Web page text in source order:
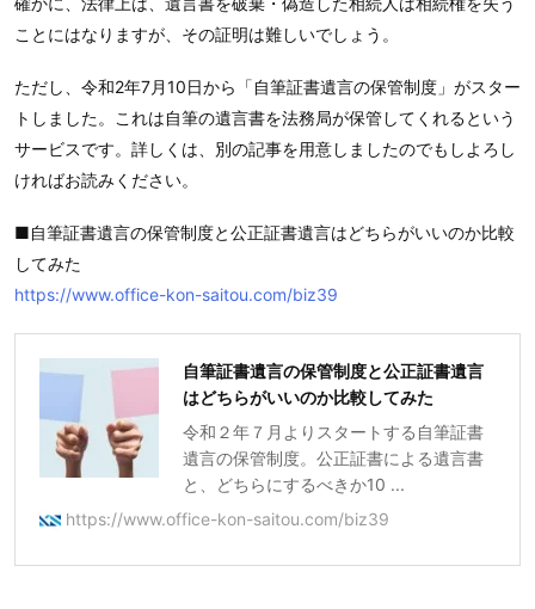
ことにはなりますが、その証明は難しいでしょう。
ただし、令和2年7月10日から「自筆証書遺言の保管制度」がスター
トしました。これは自筆の遺言書を法務局が保管してくれるという
サービスです。詳しくは、別の記事を用意しましたのでもしよろし
ければお読みください。
■自筆証書遺言の保管制度と公正証書遺言はどちらがいいのか比較
してみた
https://www.office-kon-saitou.com/biz39
自筆証書遺言の保管制度と公正証書遺言
はどちらがいいのか比較してみた
令和２年７月よりスタートする自筆証書
遺言の保管制度。公正証書による遺言書
と、どちらにするべきか10 ...
https://www.office-kon-saitou.com/biz39